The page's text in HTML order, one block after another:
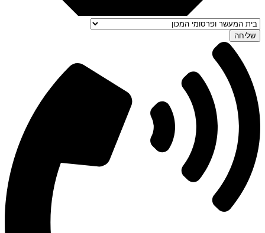
שליחה